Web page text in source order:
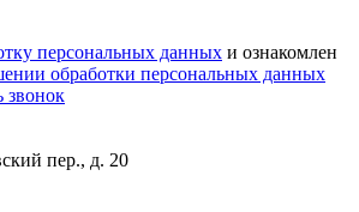
персональных данных и ознакомлен
обработки персональных данных
звонок
пер., д. 20